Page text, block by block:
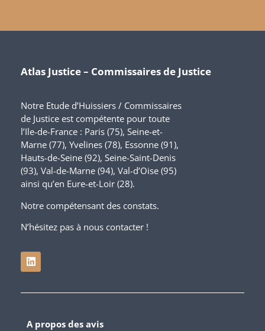
Atlas Justice – Commissaires de Justice
Notre Etude d’Huissiers / Commissaires
de Justice est compétente pour toute
l’Ile-de-France : Paris (75), Seine-et-
Marne (77), Yvelines (78), Essonne (91),
Hauts-de-Seine (92), Seine-Saint-Denis
(93), Val-de-Marne (94), Val-d’Oise (95)
ainsi qu’en Eure-et-Loir (28).
Notre compétensant des constats.
N’hésitez pas à nous contacter !
A propos des avis